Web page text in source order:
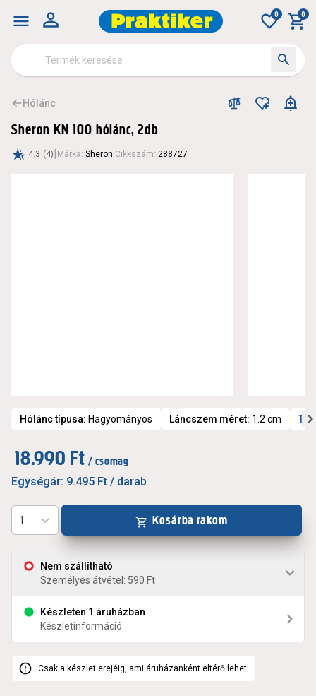
0 0
Hólánc
Sheron KN 100 hólánc, 2db
4.3 (4)| Márka: Sheron Cikkszám: 288727
Hólánc típusa: Hagyományos Láncszem méret: 1.2 cm
18.990 Ft / csomag
Egységár: 9.495 Ft / darab
Nem szállítható
Személyes átvétel: 590 Ft
Készleten 1 áruházban
Készletinformáció
1 Kosárba rakom
Csak a készlet erejéig, ami áruházanként eltérő lehet.
Sheron kn 100 hólánc, 2db - Hólánc - Autó - Szabadidő